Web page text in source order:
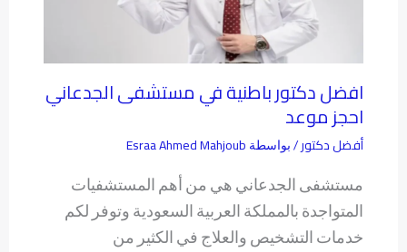
افضل دكتور باطنية في مستشفى الجدعاني
احجز موعد
أفضل دكتور/ بواسطة Esraa Ahmed Mahjoub
مستشفى الجدعاني هي من أهم المستشفيات
المتواجدة بالمملكة العربية السعودية وتوفر لكم
خدمات التشخيص والعلاج في الكثير من